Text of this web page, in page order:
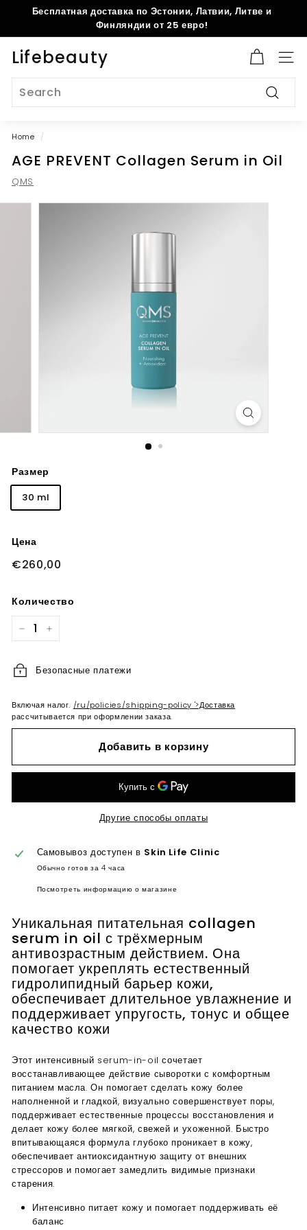
content
Pause
slideshow
Бесплатная доставка по Эстонии, Латвии, Литве и
Финляндии от 25 евро!
Lifebeauty Site
Search
Home /
AGE PREVENT Collagen Serum in Oil
QMS
Размер
30 ml
Цена
Обычная
€260,00
Количество
+
Безопасные платежи
Включая налог. /ru/policies/shipping-policy '>Доставка
рассчитывается при оформлении заказа.
Добавить в корзину
Другие способы оплаты
Самовывоз доступен в Skin Life Clinic
Обычно готов за 4 часа
Посмотреть информацию о магазине
Уникальная питательная collagen
serum in oil с трёхмерным
антивозрастным действием. Она
помогает укреплять естественный
гидролипидный барьер кожи,
обеспечивает длительное увлажнение и
поддерживает упругость, тонус и общее
качество кожи
Этот интенсивный serum-in-oil сочетает
восстанавливающее действие сыворотки с комфортным
питанием масла. Он помогает сделать кожу более
наполненной и гладкой, визуально совершенствует поры,
поддерживает естественные процессы восстановления и
делает кожу более мягкой, свежей и ухоженной. Быстро
впитывающаяся формула глубоко проникает в кожу,
обеспечивает антиоксидантную защиту от внешних
стрессоров и помогает замедлить видимые признаки
старения.
Интенсивно питает кожу и помогает поддерживать её
баланс